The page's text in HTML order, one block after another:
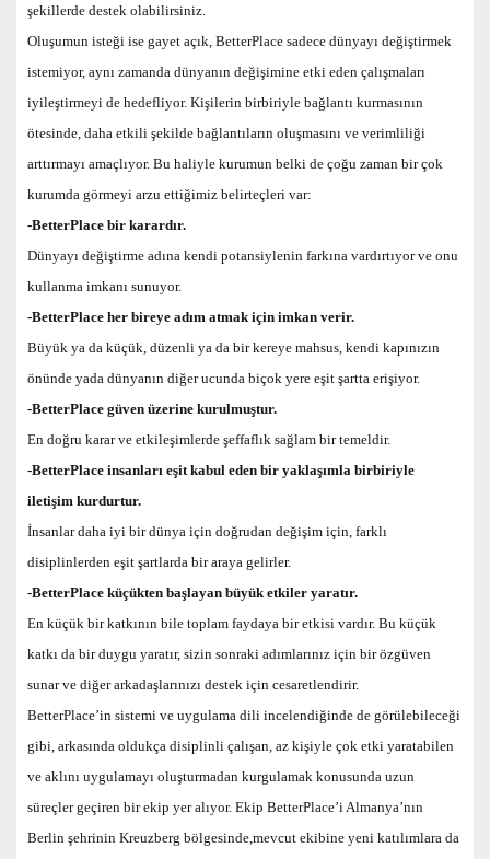
şekillerde destek olabilirsiniz.
Oluşumun isteği ise gayet açık, BetterPlace sadece dünyayı değiştirmek
istemiyor, aynı zamanda dünyanın değişimine etki eden çalışmaları
iyileştirmeyi de hedefliyor. Kişilerin birbiriyle bağlantı kurmasının
ötesinde, daha etkili şekilde bağlantıların oluşmasını ve verimliliği
arttırmayı amaçlıyor. Bu haliyle kurumun belki de çoğu zaman bir çok
kurumda görmeyi arzu ettiğimiz belirteçleri var:
-BetterPlace bir karardır.
Dünyayı değiştirme adına kendi potansiylenin farkına vardırtıyor ve onu
kullanma imkanı sunuyor.
-BetterPlace her bireye adım atmak için imkan verir.
Büyük ya da küçük, düzenli ya da bir kereye mahsus, kendi kapınızın
önünde yada dünyanın diğer ucunda biçok yere eşit şartta erişiyor.
-BetterPlace güven üzerine kurulmuştur.
En doğru karar ve etkileşimlerde şeffaflık sağlam bir temeldir.
-BetterPlace insanları eşit kabul eden bir yaklaşımla birbiriyle
iletişim kurdurtur.
İnsanlar daha iyi bir dünya için doğrudan değişim için, farklı
disiplinlerden eşit şartlarda bir araya gelirler.
-BetterPlace küçükten başlayan büyük etkiler yaratır.
En küçük bir katkının bile toplam faydaya bir etkisi vardır. Bu küçük
katkı da bir duygu yaratır, sizin sonraki adımlarınız için bir özgüven
sunar ve diğer arkadaşlarınızı destek için cesaretlendirir.
BetterPlace’in sistemi ve uygulama dili incelendiğinde de görülebileceği
gibi, arkasında oldukça disiplinli çalışan, az kişiyle çok etki yaratabilen
ve aklını uygulamayı oluşturmadan kurgulamak konusunda uzun
süreçler geçiren bir ekip yer alıyor. Ekip BetterPlace’i Almanya’nın
Berlin şehrinin Kreuzberg bölgesinde,mevcut ekibine yeni katılımlara da